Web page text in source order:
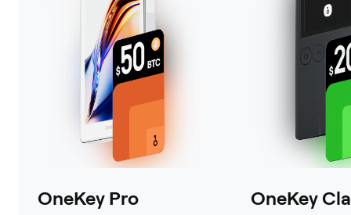
OneKey Pro OneKey